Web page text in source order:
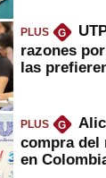
PLUS G
razones
las
PLUS G
compra del
en